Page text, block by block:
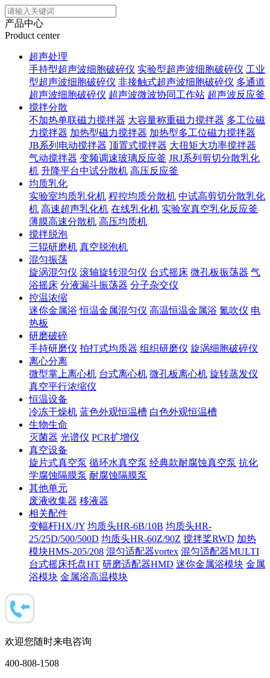
产品中心
Product center
超声处理
手持型超声波细胞破碎仪 实验型超声波细胞破碎仪 工业
型超声波细胞破碎仪 非接触式超声波细胞破碎仪 多通道
超声波细胞破碎仪 超声波微波协同工作站 超声波反应釜
搅拌分散
不加热单联磁力搅拌器 大容量称重磁力搅拌器 多工位磁
力搅拌器 加热型磁力搅拌器 加热型多工位磁力搅拌器
JB系列电动搅拌器 顶置式搅拌器 大扭矩大功率搅拌器
气动搅拌器 变频调速玻璃反应釜 JRJ系列剪切分散乳化
机 升降平台中试分散机 高压反应釜
均质乳化
实验室均质乳化机 程控均质分散机 中试高剪切分散乳化
机 高速超声乳化机 在线乳化机 实验室真空乳化反应釜
薄膜高速分散机 高压均质机
搅拌脱泡
三辊研磨机 真空脱泡机
混匀振荡
旋涡混匀仪 滚轴旋转混匀仪 台式摇床 微孔板振荡器 气
浴摇床 分液漏斗振荡器 分子杂交仪
控温浓缩
迷你金属浴 恒温金属混匀仪 高温恒温金属浴 氮吹仪 电
热板
研磨破碎
手持研磨仪 拍打式均质器 组织研磨仪 旋涡细胞破碎仪
离心分离
微型掌上离心机 台式离心机 微孔板离心机 旋转蒸发仪
真空平行浓缩仪
恒温设备
冷冻干燥机 蓝色外观恒温槽 白色外观恒温槽
生物生命
灭菌器 光谱仪 PCR扩增仪
真空设备
旋片式真空泵 循环水真空泵 经典款耐腐蚀真空泵 抗化
学腐蚀隔膜泵 耐腐蚀隔膜泵
其他单元
废液收集器 移液器
相关配件
变幅杆HX/JY 均质头HR-6B/10B 均质头HR-
25/25D/500/500D 均质头HR-60Z/90Z 搅拌桨RWD 加热
模块HMS-205/208 混匀适配器vortex 混匀适配器MULTI
台式摇床托盘HT 研磨适配器HMD 迷你金属浴模块 金属
浴模块 金属浴高温模块
欢迎您随时来电咨询
400-808-1508